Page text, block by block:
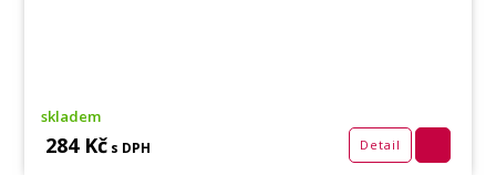
skladem
284 Kč s DPH Detail